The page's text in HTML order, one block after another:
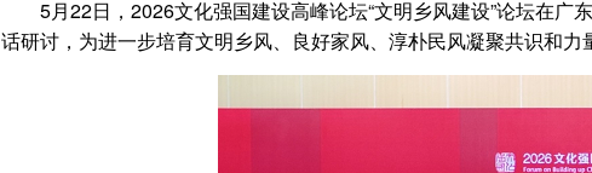
5月22日，2026文化强国建设高峰论坛“文明乡风建设”论坛在广
话研讨，为进一步培育文明乡风、良好家风、淳朴民风凝聚共识和力